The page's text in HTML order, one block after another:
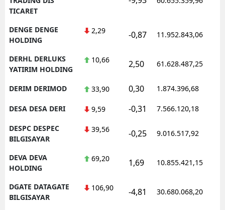
TICARET
DENGE DENGE
HOLDING
2,29 -0,87 11.952.843,06
DERHL DERLUKS
YATIRIM HOLDING
10,66 2,50 61.628.487,25
DERIM DERIMOD 33,90 0,30 1.874.396,68
DESA DESA DERI 9,59 -0,31 7.566.120,18
DESPC DESPEC
BILGISAYAR
39,56 -0,25 9.016.517,92
DEVA DEVA
HOLDING
69,20 1,69 10.855.421,15
DGATE DATAGATE
BILGISAYAR
106,90 -4,81 30.680.068,20